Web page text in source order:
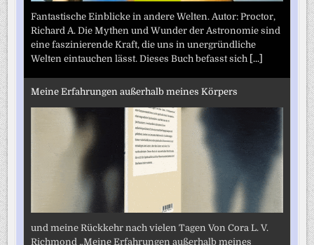
Fantastische Einblicke in andere Welten. Autor: Proctor,
Richard A. Die Mythen und Wunder der Astronomie sind
eine faszinierende Kraft, die uns in unergründliche
Welten eintauchen lässt. Dieses Buch befasst sich [...]
Meine Erfahrungen außerhalb meines Körpers
und meine Rückkehr nach vielen Tagen Von Cora L. V.
Richmond „Meine Erfahrungen außerhalb meines